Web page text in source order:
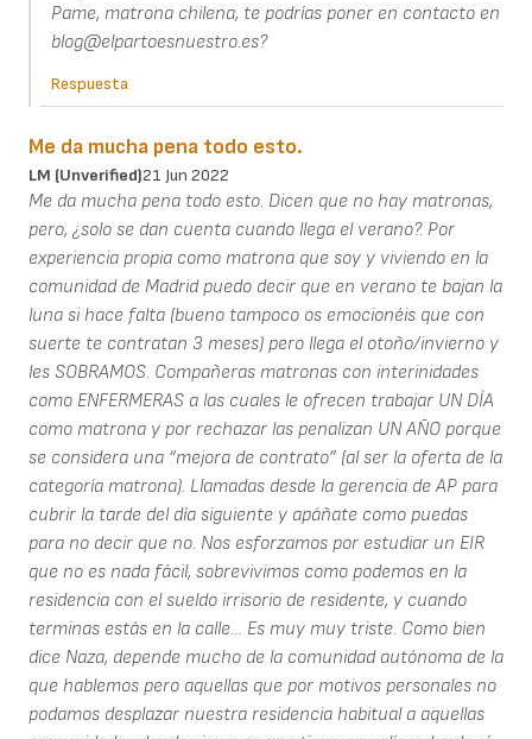
Pame, matrona chilena, te podrías poner en contacto en
blog@elpartoesnuestro.es?
Respuesta
Me da mucha pena todo esto.
LM (unverified)21 Jun 2022
Me da mucha pena todo esto. Dicen que no hay matronas,
pero, ¿solo se dan cuenta cuando llega el verano?. Por
experiencia propia como matrona que soy y viviendo en la
comunidad de Madrid puedo decir que en verano te bajan la
luna si hace falta (bueno tampoco os emocionéis que con
suerte te contratan 3 meses) pero llega el otoño/invierno y
les SOBRAMOS. Compañeras matronas con interinidades
como ENFERMERAS a las cuales le ofrecen trabajar UN DÍA
como matrona y por rechazar las penalizan UN AÑO porque
se considera una “mejora de contrato” (al ser la oferta de la
categoría matrona). Llamadas desde la gerencia de AP para
cubrir la tarde del día siguiente y apáñate como puedas
para no decir que no. Nos esforzamos por estudiar un EIR
que no es nada fácil, sobrevivimos como podemos en la
residencia con el sueldo irrisorio de residente, y cuando
terminas estás en la calle… Es muy muy triste. Como bien
dice Naza, depende mucho de la comunidad autónoma de la
que hablemos pero aquellas que por motivos personales no
podamos desplazar nuestra residencia habitual a aquellas